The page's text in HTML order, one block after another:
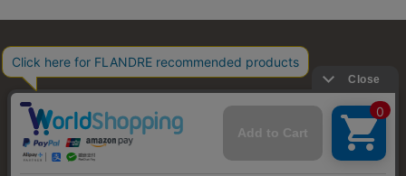
お問い合わせ 利用規約 会社概要 プライバシーポリシー
特定商取引・古物営業法に基づく表示 店舗リスト